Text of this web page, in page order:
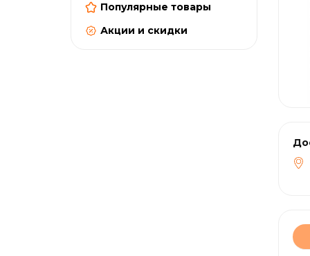
Популярные товары
Акции и скидки